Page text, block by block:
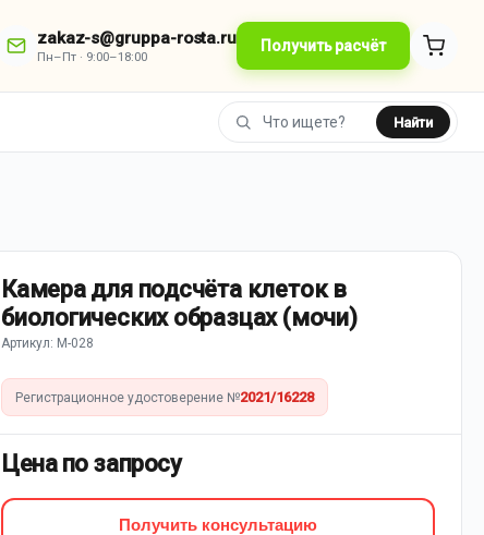
zakaz-s@gruppa-rosta.ru
Пн–Пт · 9:00–18:00
Получить расчёт
Найти
Камера для подсчёта клеток в
биологических образцах (мочи)
Артикул: М-028
Регистрационное удостоверение №2021/16228
Цена по запросу
Получить консультацию